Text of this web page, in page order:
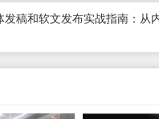
发稿和软文发布实战指南：从